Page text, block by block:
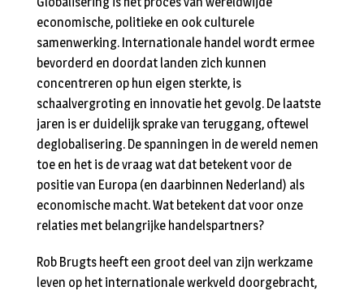
economische, politieke en ook culturele
samenwerking. Internationale handel wordt ermee
bevorderd en doordat landen zich kunnen
concentreren op hun eigen sterkte, is
schaalvergroting en innovatie het gevolg. De laatste
jaren is er duidelijk sprake van teruggang, oftewel
deglobalisering. De spanningen in de wereld nemen
toe en het is de vraag wat dat betekent voor de
positie van Europa (en daarbinnen Nederland) als
economische macht. Wat betekent dat voor onze
relaties met belangrijke handelspartners?
Rob Brugts heeft een groot deel van zijn werkzame
leven op het internationale werkveld doorgebracht,